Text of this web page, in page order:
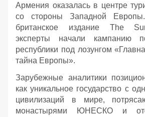
Армения оказалась в центре
со стороны Западной
британское издание The
эксперты начали кампанию
республики под лозунгом
тайна Европы».
Зарубежные аналитики
как уникальное государство с
цивилизаций в мире,
монастырями ЮНЕСКО и